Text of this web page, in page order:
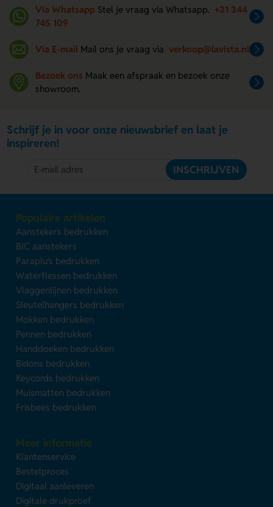
Via Whatsapp Stel je vraag via Whatsapp. +31 344
745 109
Via E-mail Mail ons je vraag via verkoop@lavista.nl
Bezoek ons Maak een afspraak en bezoek onze
showroom.
Schrijf je in voor onze nieuwsbrief en laat je
inspireren!
INSCHRIJVEN
Populaire artikelen
Aanstekers bedrukken
BIC aanstekers
Paraplu's bedrukken
Waterflessen bedrukken
Vlaggenlijnen bedrukken
Sleutelhangers bedrukken
Mokken bedrukken
Pennen bedrukken
Handdoeken bedrukken
Bidons bedrukken
Keycords bedrukken
Muismatten bedrukken
Frisbees bedrukken
Meer informatie
Klantenservice
Bestelproces
Digitaal aanleveren
Digitale drukproef